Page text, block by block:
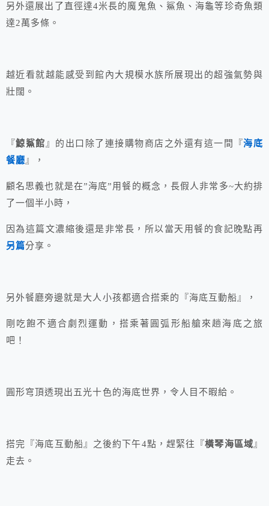
另外還展出了直徑達4米長的魔鬼魚、鯊魚、海龜等珍奇魚類
達2萬多條。
越近看就越能感受到館內大規模水族所展現出的超強氣勢與
壯闊。
『鯨鯊館』的出口除了連接購物商店之外還有這一間『海底
餐廳』，
顧名思義也就是在”海底”用餐的概念，長假人非常多~大約排
了一個半小時，
因為這篇文濃縮後還是非常長，所以當天用餐的食記晚點再
另篇分享。
另外餐廳旁邊就是大人小孩都適合搭乘的『海底互動船』，
剛吃飽不適合劇烈運動，搭乘著圓弧形船艙來趟海底之旅
吧！
圓形穹頂透現出五光十色的海底世界，令人目不暇給。
搭完『海底互動船』之後約下午4點，趕緊往『橫琴海區域』
走去。